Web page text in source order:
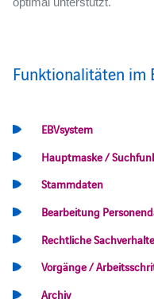
Funktionalitäten im
EBVsystem
Hauptmaske /
Stammdaten
Bearbeitung
Rechtliche Sachverhalte
Vorgänge /
Archiv